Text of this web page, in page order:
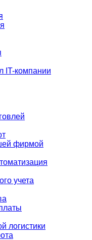
IT-компании
фирмой
учета
логистики